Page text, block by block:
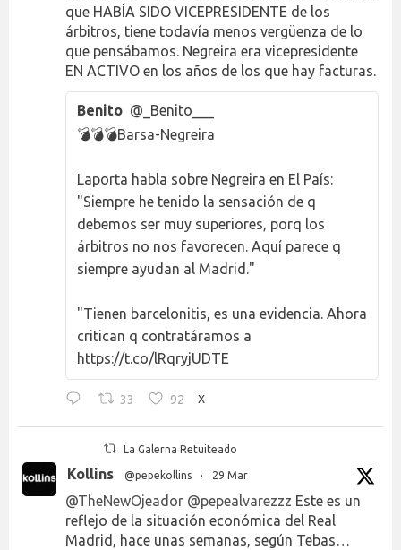
que HABÍA SIDO VICEPRESIDENTE de los
árbitros, tiene todavía menos vergüenza de lo
que pensábamos. Negreira era vicepresidente
EN ACTIVO en los años de los que hay facturas.
Benito @_Benito___
💣💣💣Barsa-Negreira
Laporta habla sobre Negreira en El País:
"Siempre he tenido la sensación de q
debemos ser muy superiores, porq los
árbitros no nos favorecen. Aquí parece q
siempre ayudan al Madrid."
"Tienen barcelonitis, es una evidencia. Ahora
critican q contratáramos a
https://t.co/lRqryjUDTE
33 92 X
La Galerna Retuiteado
Kollins @pepekollins · 29 Mar
@TheNewOjeador @pepealvarezzz Este es un
reflejo de la situación económica del Real
Madrid, hace unas semanas, según Tebas…